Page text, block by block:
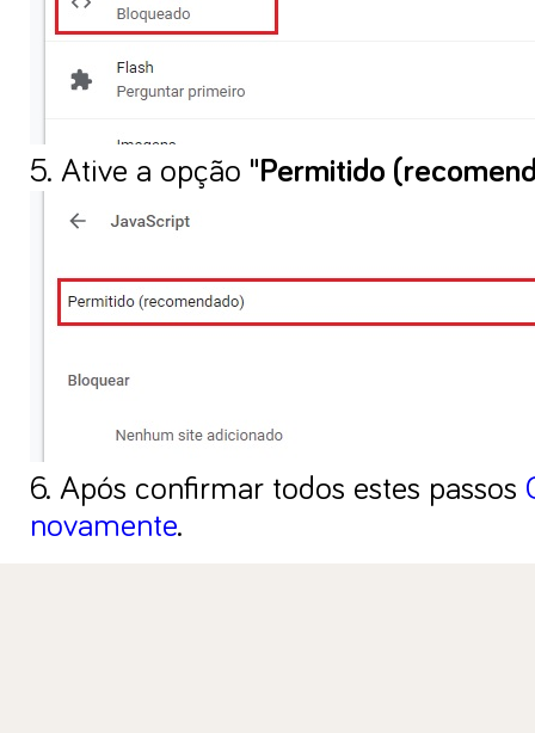
5. Ative a opção "Permitido
6. Após confirmar todos estes passos
novamente.